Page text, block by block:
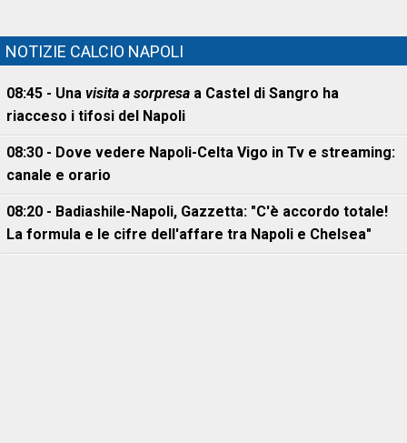
NOTIZIE CALCIO NAPOLI
08:45 - Una visita a sorpresa a Castel di Sangro ha
riacceso i tifosi del Napoli
08:30 - Dove vedere Napoli-Celta Vigo in Tv e streaming:
canale e orario
08:20 - Badiashile-Napoli, Gazzetta: "C'è accordo totale!
La formula e le cifre dell'affare tra Napoli e Chelsea"